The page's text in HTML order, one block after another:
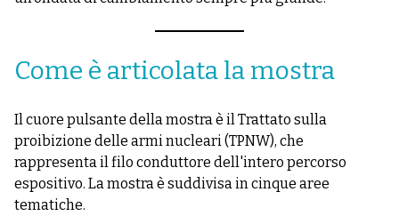
Come è articolata la mostra
Il cuore pulsante della mostra è il Trattato sulla
proibizione delle armi nucleari (TPNW), che
rappresenta il filo conduttore dell'intero percorso
espositivo. La mostra è suddivisa in cinque aree
tematiche.